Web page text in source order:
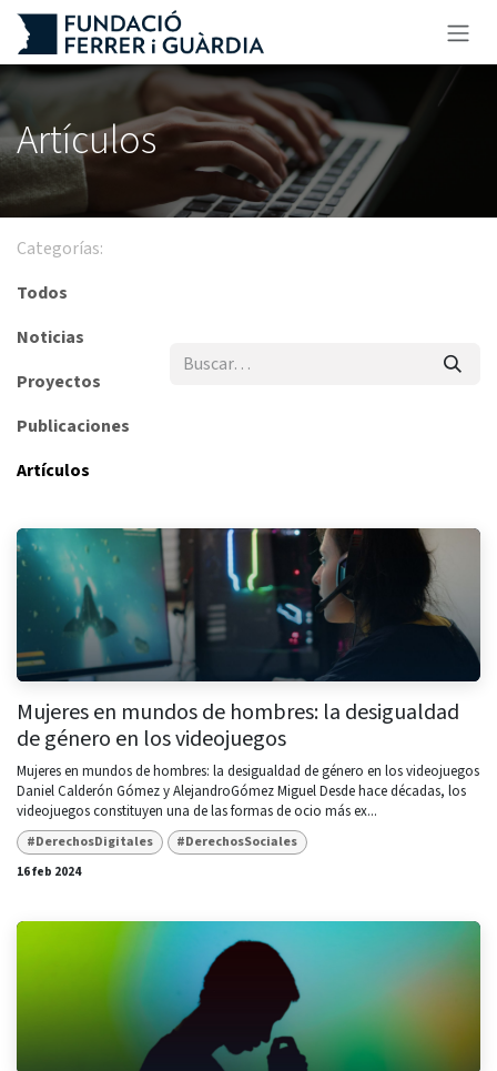
Ir al contenido
Artículos
Categorías:
Todos
Noticias
Proyectos
Publicaciones
Artículos
Mujeres en mundos de hombres: la desigualdad
de género en los videojuegos
Mujeres en mundos de hombres: la desigualdad de género en los videojuegos
Daniel Calderón Gómez y AlejandroGómez Miguel Desde hace décadas, los
videojuegos constituyen una de las formas de ocio más ex...
#DerechosDigitales
#DerechosSociales
16 feb 2024